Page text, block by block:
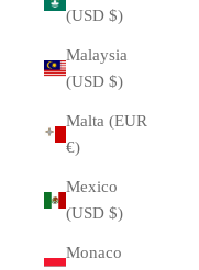
(USD $)
Malaysia
(USD $)
Malta (EUR
€)
Mexico
(USD $)
Monaco